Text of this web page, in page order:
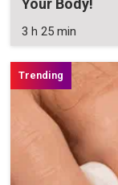
Your Body!
3 h 25 min